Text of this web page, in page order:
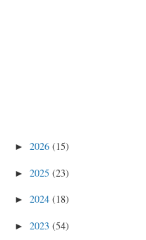
► 2026 (15)
► 2025 (23)
► 2024 (18)
► 2023 (54)